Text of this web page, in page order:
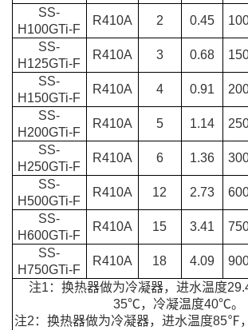
SS-
H100GTi-F
R410A 2 0.45
SS-
H125GTi-F
R410A 3 0.68
SS-
H150GTi-F
R410A 4 0.91
SS-
H200GTi-F
R410A 5 1.14
SS-
H250GTi-F
R410A 6 1.36
SS-
H500GTi-F
R410A 12 2.73
SS-
H600GTi-F
R410A 15 3.41
SS-
H750GTi-F
R410A 18 4.09
注1：换热器做为冷凝器，进水温度
35℃，冷凝温度40℃。
注2：换热器做为冷凝器，进水温度85℉